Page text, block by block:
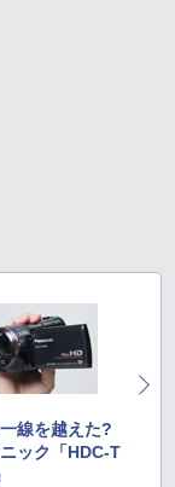
線を越えた?
ック「HDC-T